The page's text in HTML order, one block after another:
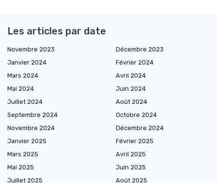
Les articles par date
Novembre 2023
Décembre 2023
Janvier 2024
Février 2024
Mars 2024
Avril 2024
Mai 2024
Juin 2024
Juillet 2024
Août 2024
Septembre 2024
Octobre 2024
Novembre 2024
Décembre 2024
Janvier 2025
Février 2025
Mars 2025
Avril 2025
Mai 2025
Juin 2025
Juillet 2025
Août 2025